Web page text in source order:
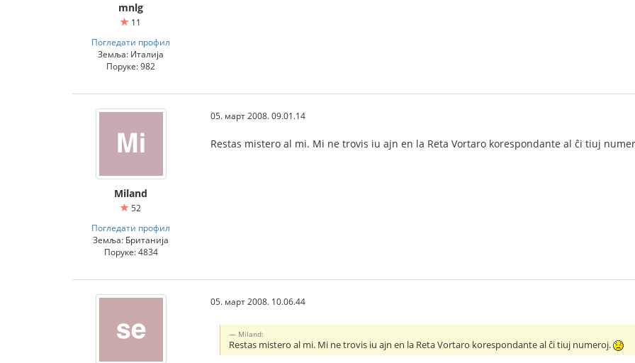
mnlg
11
Погледати профил
Земља: Италија
Поруке: 982
Miland
52
Погледати профил
Земља: Британија
Поруке: 4834
05. март 2008. 09.01.14
Restas mistero al mi. Mi ne trovis iu ajn en la Reta Vortaro korespondante al ĉi tiuj
05. март 2008. 10.06.44
Miland:
Restas mistero al mi. Mi ne trovis iu ajn en la Reta Vortaro korespondante al ĉi tiuj numeroj.